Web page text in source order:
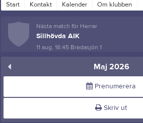
Start Kontakt Kalender Om klubben
Nästa match för Herrar
Sillhövda AIK
11 aug, 18:45 Bredasjön 1
Maj 2026
Prenumerera
Skriv ut